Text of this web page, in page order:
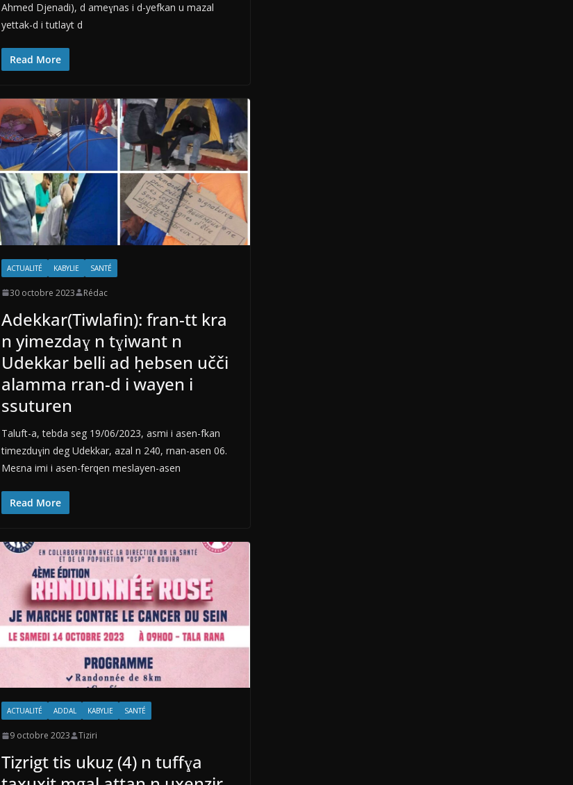
Ahmed Djenadi), d ameɣnas i d-yefkan u mazal
yettak-d i tutlayt d
Read More
ACTUALITÉ KABYLIE SANTÉ
30 octobre 2023 Rédac
Adekkar(Tiwlafin): fran-tt kra
n yimezdaɣ n tɣiwant n
Udekkar belli ad ḥebsen učči
alamma rran-d i wayen i
ssuturen
Taluft-a, tebda seg 19/06/2023, asmi i asen-fkan
timezduɣin deg Udekkar, azal n 240, rnan-asen 06.
Meεna imi i asen-ferqen meslayen-asen
Read More
ACTUALITÉ ADDAL KABYLIE SANTÉ
9 octobre 2023 Tiziri
Tiẓrigt tis ukuẓ (4) n tuffɣa